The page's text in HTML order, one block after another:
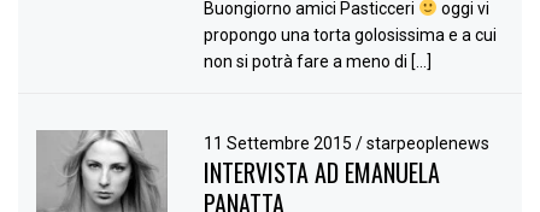
Buongiorno amici Pasticceri
oggi vi
propongo una torta golosissima e a cui
non si potrà fare a meno di […]
11 Settembre 2015/ starpeoplenews
INTERVISTA AD EMANUELA
PANATTA